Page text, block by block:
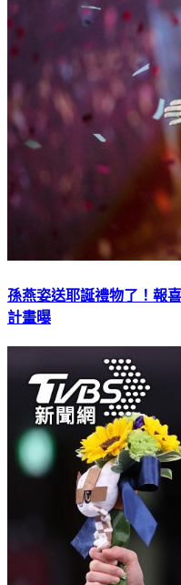
孫燕姿送耶誕禮物了！報
計畫曝